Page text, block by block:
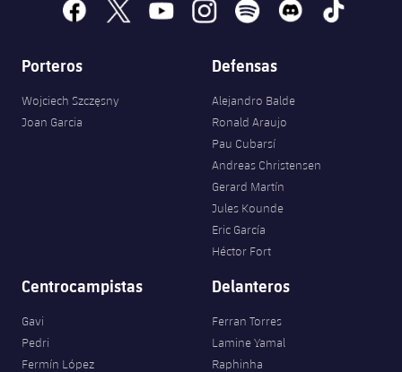
facebook
x youtubeinstagramspotify discord tiktok
Porteros
Wojciech Szczęsny
Joan Garcia
Defensas
Alejandro Balde
Ronald Araujo
Pau Cubarsí
Andreas Christensen
Gerard Martín
Jules Kounde
Eric García
Héctor Fort
Centrocampistas
Gavi
Pedri
Fermín López
Delanteros
Ferran Torres
Lamine Yamal
Raphinha